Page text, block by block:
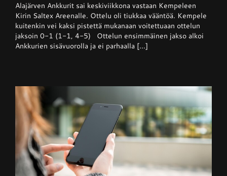
–
Kempele
haki
niukan
voiton
Ankkureilta
Alajärven Ankkurit sai keskiviikkona vastaan Kempeleen
Kirin Saltex Areenalle. Ottelu oli tiukkaa vääntöä. Kempele
kuitenkin vei kaksi pistettä mukanaan voitettuaan ottelun
jaksoin 0-1 (1-1, 4-5) Ottelun ensimmäinen jakso alkoi
Ankkurien sisävuorolla ja ei parhaalla [...]